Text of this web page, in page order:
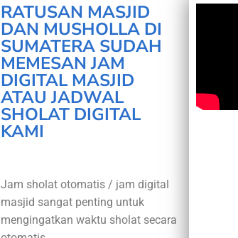
RATUSAN MASJID
DAN MUSHOLLA DI
SUMATERA SUDAH
MEMESAN JAM
DIGITAL MASJID
ATAU JADWAL
SHOLAT DIGITAL
KAMI
Jam sholat otomatis / jam digital
masjid sangat penting untuk
mengingatkan waktu sholat secara